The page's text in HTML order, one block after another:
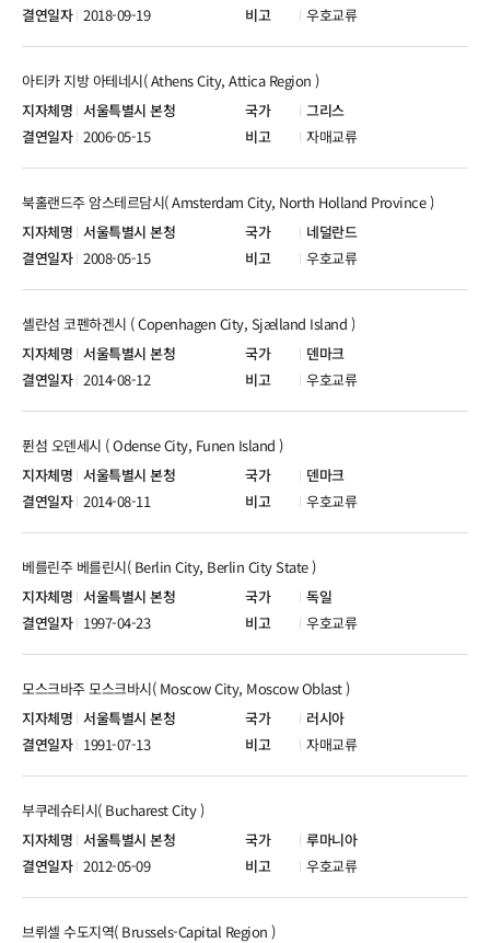
2018-09-19 우호교류
서울특별시 본청 그리스
아티카 지방 아테네시( Athens City, Attica Region )
2006-05-15 자매교류
서울특별시 본청 네덜란드
북홀랜드주 암스테르담시( Amsterdam City, North Holland Province )
2008-05-15 우호교류
서울특별시 본청 덴마크
셸란섬 코펜하겐시 ( Copenhagen City, Sjælland Island )
2014-08-12 우호교류
서울특별시 본청 덴마크
퓐섬 오덴세시 ( Odense City, Funen Island )
2014-08-11 우호교류
서울특별시 본청 독일
베를린주 베를린시( Berlin City, Berlin City State )
1997-04-23 우호교류
서울특별시 본청 러시아
모스크바주 모스크바시( Moscow City, Moscow Oblast )
1991-07-13 자매교류
서울특별시 본청 루마니아
부쿠레슈티시( Bucharest City )
2012-05-09 우호교류
브뤼셀 수도지역( Brussels-Capital Region )